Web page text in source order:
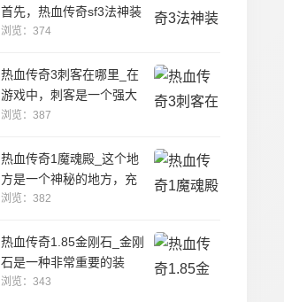
首先，热血传奇sf3法神装
备属性中最重要的是魔法
浏览：374
热血传奇3刺客在哪里_在
游戏中，刺客是一个强大
的职业，他们擅长于使用
浏览：387
热血传奇1魔魂殿_这个地
方是一个神秘的地方，充
满了危险和未知。
浏览：382
热血传奇1.85金刚石_金刚
石是一种非常重要的装
备，它可以帮助玩家在游
浏览：343